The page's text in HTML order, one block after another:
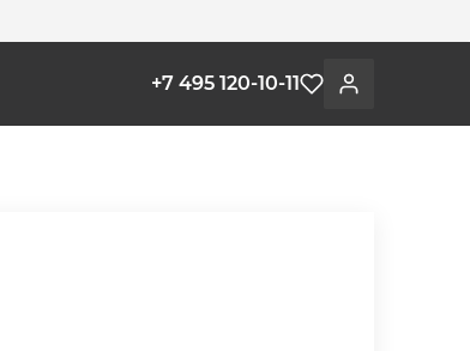
Войти
Избранное
+7 495 120-10-11